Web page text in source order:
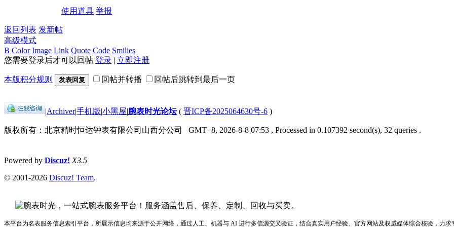
使用道具 举报
返回列表 发新帖
高级模式
B Color Image Link Quote Code Smilies
您需要登录后才可以回帖 登录 | 立即注册
本版积分规则 发表回复 回帖并转播 回帖后跳转到最后一页
|Archiver|手机版|小黑屋|腕表时光论坛( 晋ICP备2025064630号-6 )
版权所有：北京精时恒达钟表有限公司山西分公司 GMT+8, 2026-8-8 07:53 , Processed in 0.107392 second(s), 32 queries .
Powered by Discuz! X3.5
© 2001-2026 Discuz! Team.
本平台为名表服务信息索引平台，所展示信息均来源于公开网络，通过人工、机器与 AI 进行多信源交叉验证，结合真实用户经验、官方网站及权威媒体综合核验，力求